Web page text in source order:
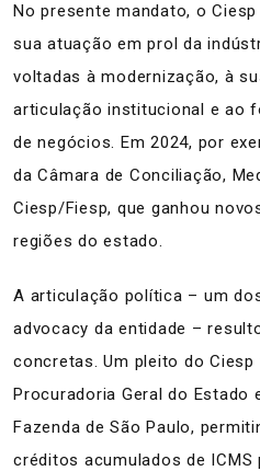
No presente mandato, o
sua atuação em prol da
voltadas à modernização, à
articulação institucional e ao
de negócios. Em 2024, por
da Câmara de Conciliação,
Ciesp/Fiesp, que ganhou
regiões do estado.
A articulação política – um
advocacy da entidade –
concretas. Um pleito do
Procuradoria Geral do Estado
Fazenda de São Paulo,
créditos acumulados de